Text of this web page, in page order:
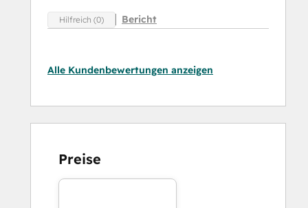
Hilfreich (0) Bericht
Alle Kundenbewertungen anzeigen
Preise